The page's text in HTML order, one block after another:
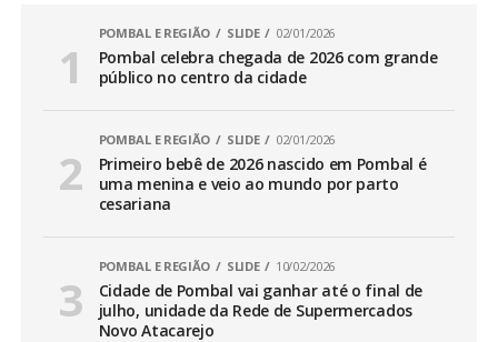
POMBAL E REGIÃO SLIDE 02/01/2026
Pombal celebra chegada de 2026 com grande
público no centro da cidade
POMBAL E REGIÃO SLIDE 02/01/2026
Primeiro bebê de 2026 nascido em Pombal é
uma menina e veio ao mundo por parto
cesariana
POMBAL E REGIÃO SLIDE 10/02/2026
Cidade de Pombal vai ganhar até o final de
julho, unidade da Rede de Supermercados
Novo Atacarejo